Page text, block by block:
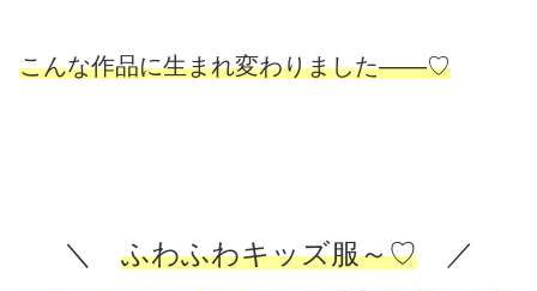
こんな作品に生まれ変わりました――♡
＼ ふわふわキッズ服～♡／